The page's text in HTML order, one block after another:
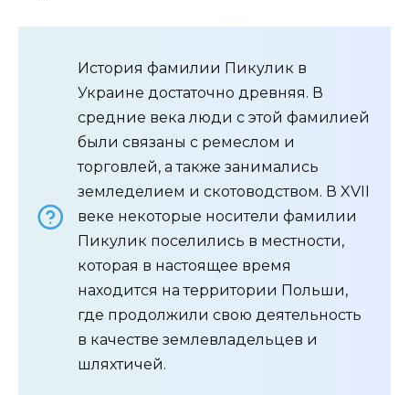
История фамилии Пикулик в
Украине достаточно древняя. В
средние века люди с этой фамилией
были связаны с ремеслом и
торговлей, а также занимались
земледелием и скотоводством. В XVII
веке некоторые носители фамилии
Пикулик поселились в местности,
которая в настоящее время
находится на территории Польши,
где продолжили свою деятельность
в качестве землевладельцев и
шляхтичей.